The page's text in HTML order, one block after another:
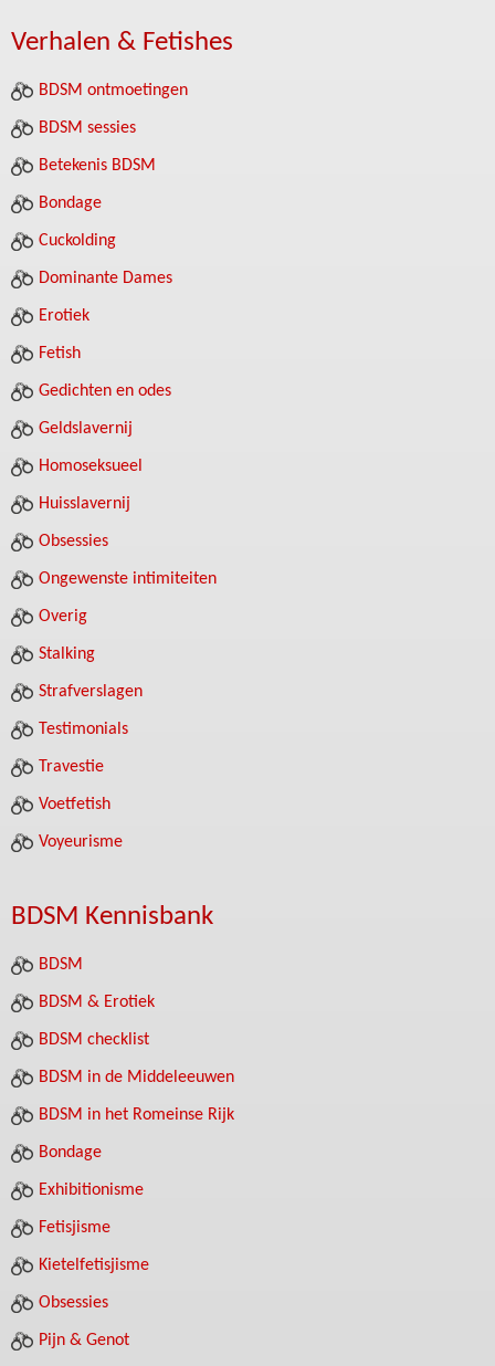
Verhalen & Fetishes
BDSM ontmoetingen
BDSM sessies
Betekenis BDSM
Bondage
Cuckolding
Dominante Dames
Erotiek
Fetish
Gedichten en odes
Geldslavernij
Homoseksueel
Huisslavernij
Obsessies
Ongewenste intimiteiten
Overig
Stalking
Strafverslagen
Testimonials
Travestie
Voetfetish
Voyeurisme
BDSM Kennisbank
BDSM
BDSM & Erotiek
BDSM checklist
BDSM in de Middeleeuwen
BDSM in het Romeinse Rijk
Bondage
Exhibitionisme
Fetisjisme
Kietelfetisjisme
Obsessies
Pijn & Genot